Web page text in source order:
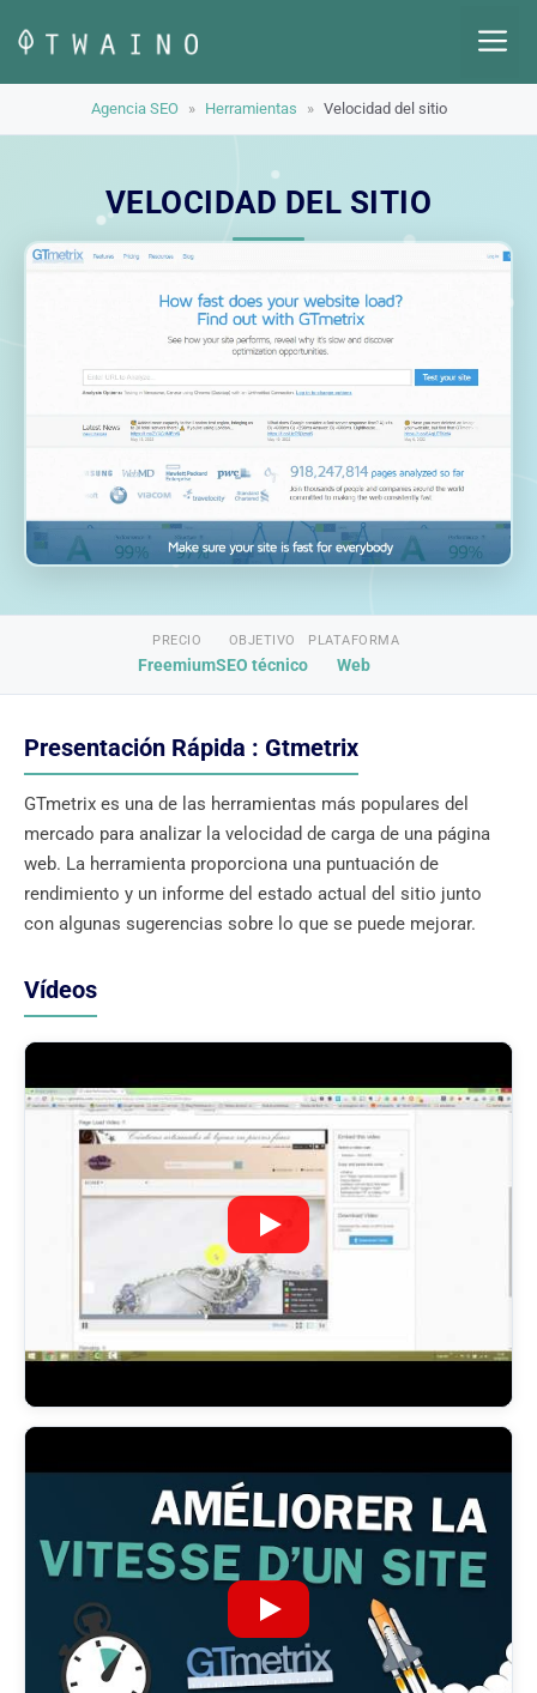
contenido
Agencia SEO » Herramientas » Velocidad del sitio
VELOCIDAD DEL SITIO
PRECIO
Freemium
OBJETIVO
SEO técnico
PLATAFORMA
Web
Presentación Rápida : Gtmetrix
GTmetrix es una de las herramientas más populares del
mercado para analizar la velocidad de carga de una página
web. La herramienta proporciona una puntuación de
rendimiento y un informe del estado actual del sitio junto
con algunas sugerencias sobre lo que se puede mejorar.
Vídeos